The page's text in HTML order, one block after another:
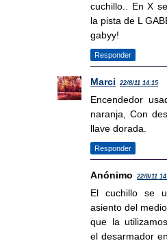
cuchillo.. En X
la pista de L
gabyy!
Responder
Marci 22/8/11 14:15
Encendedor
naranja, Con
llave dorada.
Responder
Anónimo 22/8/11
El cuchillo se
asiento del
que la
el desarmador